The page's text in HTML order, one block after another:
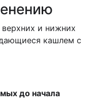
верхних и нижних
кашлем с
до начала